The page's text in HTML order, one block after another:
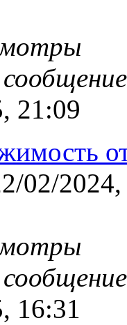
21:09
02/
16:31